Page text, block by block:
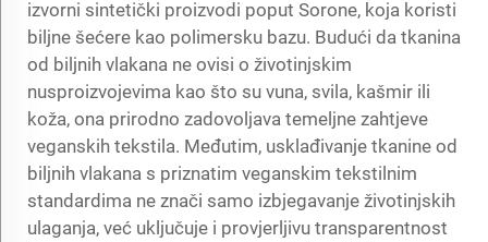
izvorni sintetički proizvodi poput Sorone, koja koristi
biljne šećere kao polimersku bazu. Budući da tkanina
od biljnih vlakana ne ovisi o životinjskim
nusproizvojevima kao što su vuna, svila, kašmir ili
koža, ona prirodno zadovoljava temeljne zahtjeve
veganskih tekstila. Međutim, usklađivanje tkanine od
biljnih vlakana s priznatim veganskim tekstilnim
standardima ne znači samo izbjegavanje životinjskih
ulaganja, već uključuje i provjerljivu transparentnost